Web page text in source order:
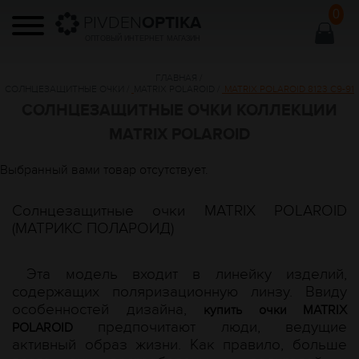
0
MATRIX POLAROID 8123 C9-91
Выбранный вами товар отсутствует.
Солнцезащитные очки MATRIX POLAROID
(МАТРИКС ПОЛАРОИД)
Эта модель входит в линейку изделий,
содержащих поляризационную линзу. Ввиду
особенностей дизайна,
купить очки MATRIX
POLAROID предпочитают люди, ведущие
активный образ жизни. Как правило, больше